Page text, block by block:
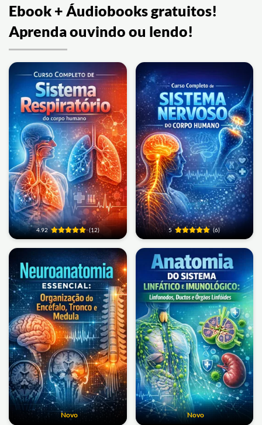
Ebook + Áudiobooks gratuitos!
Aprenda ouvindo ou lendo!
4.92 (12) 5 (6)
Novo Novo